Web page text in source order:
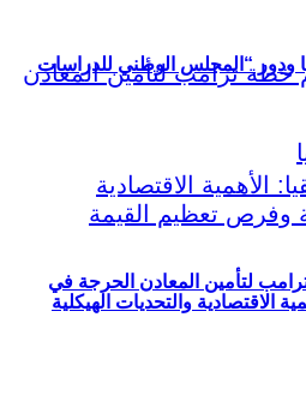
لتأمين المعادن الحرجة في
ودور “المجلس الوطني للدراسات
الاقتصادية والتحديات الهيكلية